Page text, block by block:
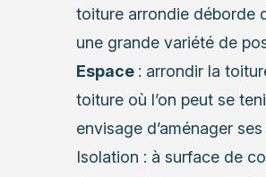
toiture arrondie déborde
une grande variété de
Espace : arrondir la
toiture où l’on peut se
envisage d’aménager
Isolation : à surface de